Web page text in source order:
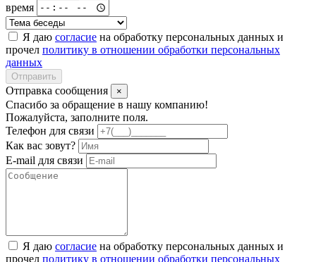
время
Я даю согласие на обработку персональных данных и
прочел политику в отношении обработки персональных
данных
Отправить
Отправка сообщения ×
Спасибо за обращение в нашу компанию!
Пожалуйста, заполните поля.
Телефон для связи
Как вас зовут?
E-mail для связи
Я даю согласие на обработку персональных данных и
прочел политику в отношении обработки персональных